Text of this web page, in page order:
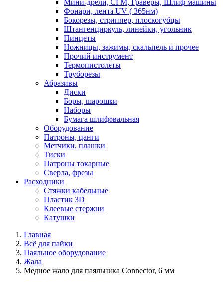
Мини-дрели, СГМ, Граверы, Шлиф машины
Фонари, лента UV ( 365нм)
Бокорезы, cтриппер, плоскогубцы
Штангенциркуль, линейки, угольник
Пинцеты
Ножницы, зажимы, скальпель и прочее
Прочий инструмент
Термопистолеты
Труборезы
Абразивы
Диски
Боры, шарошки
Наборы
Бумага шлифовальная
Оборудование
Патроны, цанги
Метчики, плашки
Тиски
Патроны токарные
Сверла, фрезы
Расходники
Стяжки кабельные
Пластик 3D
Клеевые стержни
Катушки
Главная
Всё для пайки
Паяльное оборудование
Жала
Медное жало для паяльника Connector, 6 мм